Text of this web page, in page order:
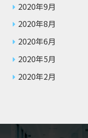
2020年9月
2020年8月
2020年6月
2020年5月
2020年2月